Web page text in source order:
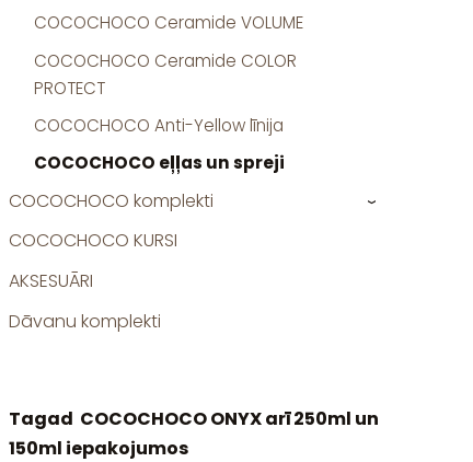
COCOCHOCO Ceramide VOLUME
COCOCHOCO Ceramide COLOR
PROTECT
COCOCHOCO Anti-Yellow līnija
COCOCHOCO eļļas un spreji
COCOCHOCO komplekti ›
COCOCHOCO KURSI
AKSESUĀRI
Dāvanu komplekti
Tagad COCOCHOCO ONYX arī 250ml un
150ml iepakojumos